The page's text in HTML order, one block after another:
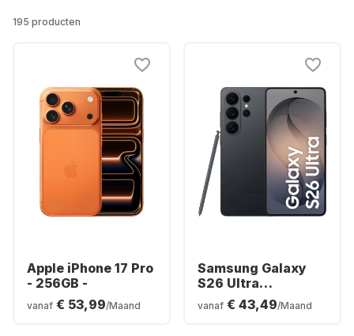
195 producten
Apple iPhone 17 Pro
- 256GB -
vanaf € 53,99/Maand
Samsung Galaxy
S26 Ultra
Smartphone -
256GB - Dual SIM
vanaf € 43,49/Maand